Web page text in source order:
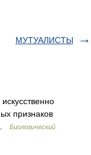
МУТУАЛИСТЫ
признаков
Биологический